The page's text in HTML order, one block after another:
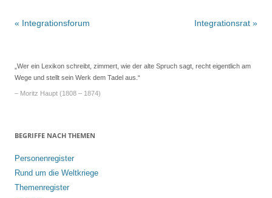
Beitrags-
« Integrationsforum Integrationsrat »
„Wer ein Lexikon schreibt, zimmert, wie der alte Spruch sagt, recht eigentlich am
Wege und stellt sein Werk dem Tadel aus.“
– Moritz Haupt (1808 – 1874)
BEGRIFFE NACH THEMEN
Personenregister
Rund um die Weltkriege
Themenregister